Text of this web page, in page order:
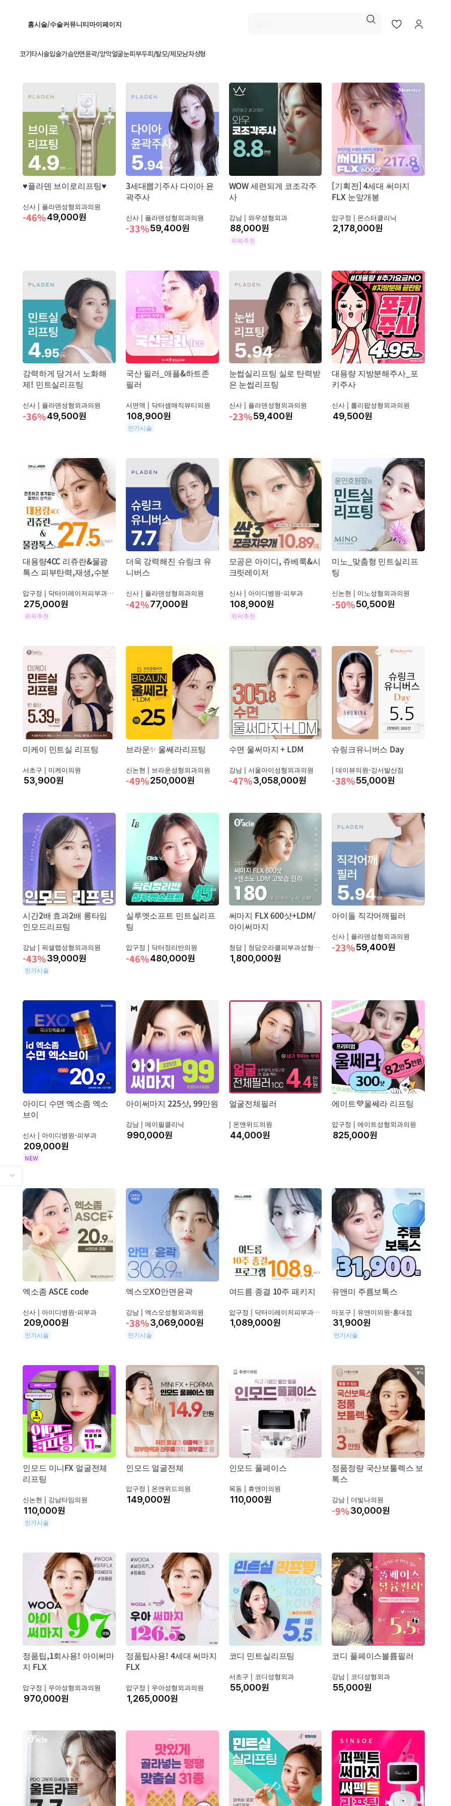
홈시술/수술커뮤니티마이페이지
코기타시술입술가슴안면윤곽/양악얼굴눈피부두피/탈모/제모남자성형
♥플라덴 브이로리프팅♥
신사 | 플라덴성형외과의원
-46%49,000원
3세대뽑기주사 다이아 윤
곽주사
신사 | 플라덴성형외과의원
-33%59,400원
WOW 세련되게 코조각주
사
강남 | 와우성형외과
원
위픽추천
[기획전] 4세대 써마지
FLX 눈앞개봉
압구정 | 몬스터클리닉
원
강력하게 당겨서 노화해
제! 민트실리프팅
신사 | 플라덴성형외과의원
-36%49,500원
국산 필러_애플&하트존
필러
서면역 | 닥터셈매직뷰티의원
원
인기시술
눈썹실리프팅 실로 탄력받
은 눈썹리프팅
신사 | 플라덴성형외과의원
-23%59,400원
대용량 지방분해주사_포
키주사
신사 | 롤리팝성형외과의원
원
대용량4CC 리쥬란&물광
톡스 피부탄력,재생,수분
압구정 | 닥터이레이저피부과의원
원
위픽추천
더욱 강력해진 슈링크 유
니버스
신사 | 플라덴성형외과의원
-42%77,000원
모공은 아이디, 쥬베룩&시
크릿레이저
신사 | 아이디병원-피부과
원
위픽추천
미노_맞춤형 민트실리프
팅
신논현 | 미노성형외과의원
-50%50,500원
미케이 민트실 리프팅
서초구 | 미케이의원
원
브라운✨ 울쎄라리프팅
신논현 | 브라운성형외과의원
-49%250,000원
수면 울써마지 + LDM
강남 | 서울아이성형외과의원
-47%3,058,000원
슈링크유니버스 Day
|데이뷰의원-강서발산점
-38%55,000원
시간2배 효과2배 롱타임
인모드리프팅
강남 | 픽셀랩성형외과의원
-43%39,000원
인기시술
실루엣소프트 민트실리프
팅
압구정 | 닥터정리반의원
-46%480,000원
써마지 FLX 600샷+LDM/
아이써마지
청담 | 청담오라클피부과성형외과의원
원
아이돌 직각어깨필러
신사 | 플라덴성형외과의원
-23%59,400원
아이디 수면 엑소좀 엑소
브이
신사 | 아이디병원-피부과
원
NEW
아이써마지 225샷, 99만원
강남 | 메이필클리닉
원
얼굴전체필러
| 온앤위드의원
원
에이트💜울쎄라 리프팅
압구정 |에이트성형외과의원
원
엑소좀 ASCE code
신사 | 아이디병원-피부과
원
인기시술
엑스오XO안면윤곽
강남 | 엑스오성형외과의원
-38%3,069,000원
인기시술
여드름 종결 10주 패키지
압구정 | 닥터이레이저피부과의원
원
유앤미 주름보톡스
마포구 | 유앤미의원-홍대점
원
인기시술
인모드 미니FX 얼굴전체
리프팅
신논현 | 강남타임의원
원
인기시술
인모드 얼굴전체
압구정 | 온앤위드의원
원
인모드 풀페이스
목동 | 휴앤미의원
원
정품정량 국산보툴렉스 보
톡스
강남 | 더빛나의원
-9%30,000원
정품팁,1회사용! 아이써마
지 FLX
압구정 | 우아성형외과의원
원
정품팁사용! 4세대 써마지
FLX
압구정 | 우아성형외과의원
원
코디 민트실리프팅
서초구 | 코디성형외과
원
코디 풀페이스볼륨필러
강남 | 코디성형외과
원